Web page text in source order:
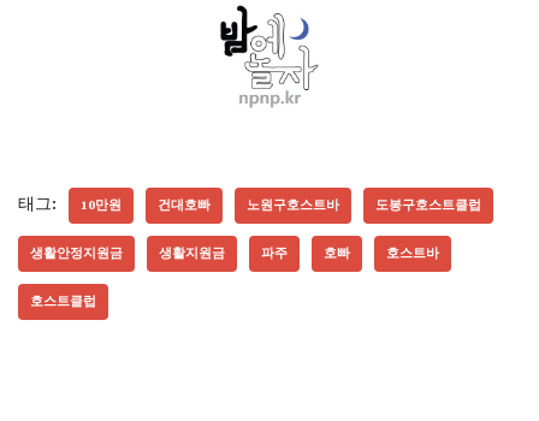
태그: 10만원 건대호빠 노원구호스트바 도봉구호스트클럽
생활안정지원금 생활지원금 파주 호빠 호스트바
호스트클럽